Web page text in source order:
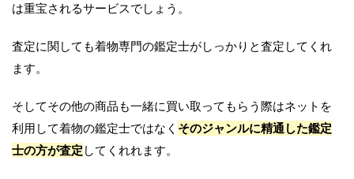
は重宝されるサービスでしょう。
査定に関しても着物専門の鑑定士がしっかりと査定してくれ
ます。
そしてその他の商品も一緒に買い取ってもらう際はネットを
利用して着物の鑑定士ではなく そのジャンルに精通した鑑定
士の方が査定 してくれれます。